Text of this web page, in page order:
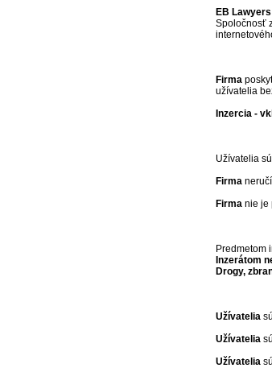
EB
Spoločnosť
Firma
užívatelia
Inzercia -
Užívatelia
Firma
Firma nie je
Predmetom
Inzerátom
Drogy,
Užívatelia
Užívatelia
Užívatelia